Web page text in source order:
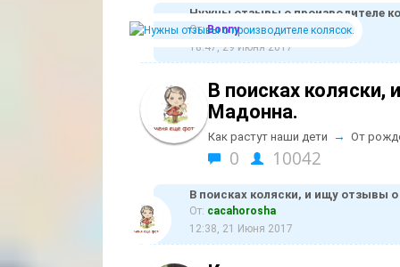
Нужны отзывы о производителе
От:Bonny
18:47, 29 Июня 2017
В поисках
Мадонна.
Как растут наши дети → От
0 10042
В поисках коляски, и ищу отзывы
От: cacahorosha
12:38, 21 Июня 2017